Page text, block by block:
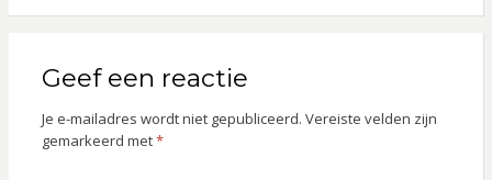
Geef een reactie
Je e-mailadres wordt niet gepubliceerd. Vereiste velden zijn
gemarkeerd met*